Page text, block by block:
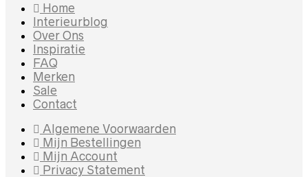
Home
Interieurblog
Over Ons
Inspiratie
FAQ
Merken
Sale
Contact
Algemene Voorwaarden
Mijn Bestellingen
Mijn Account
Privacy Statement